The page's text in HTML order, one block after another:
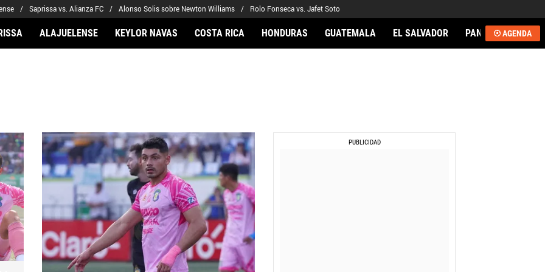
Saprissa vs. Alianza FC Alonso Solis sobre Newton Williams Rolo Fonseca vs. Jafet Soto
ALAJUELENSE KEYLOR NAVAS COSTA RICA HONDURAS GUATEMALA EL SALVADOR PANAMÁAGENDA
Méndez-Laing
Comunicaciones
Municipal
Olimpia
Motagua
Real Estelí
Real Madrid